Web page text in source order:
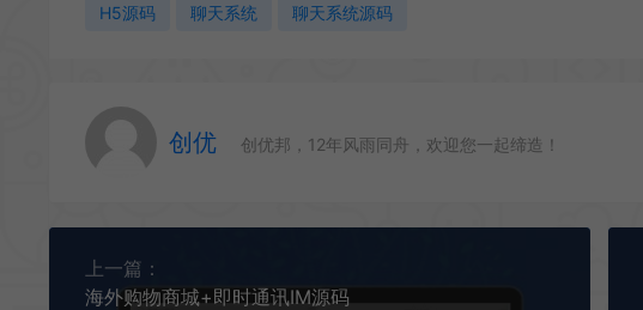
H5源码 聊天系统 聊天系统源码
创优 创优邦，12年风雨同舟，欢迎您一起缔造！
上一篇：
海外购物商城+即时通讯IM源码